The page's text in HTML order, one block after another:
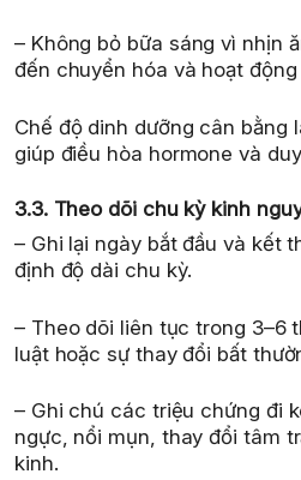
– Không bỏ bữa sáng vì nhịn
đến chuyển hóa và hoạt
Chế độ dinh dưỡng cân bằng
giúp điều hòa hormone và
3.3. Theo dõi chu kỳ kinh
– Ghi lại ngày bắt đầu và kết
định độ dài chu kỳ.
– Theo dõi liên tục trong 3–6
luật hoặc sự thay đổi bất
– Ghi chú các triệu chứng đi
ngực, nổi mụn, thay đổi tâm
kinh.